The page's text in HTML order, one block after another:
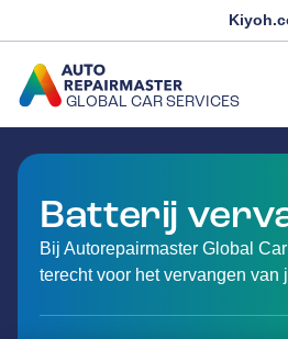
GLOBAL CAR SERVICES
Batterij
Bij Autorepairmaster Global
terecht voor het vervangen van